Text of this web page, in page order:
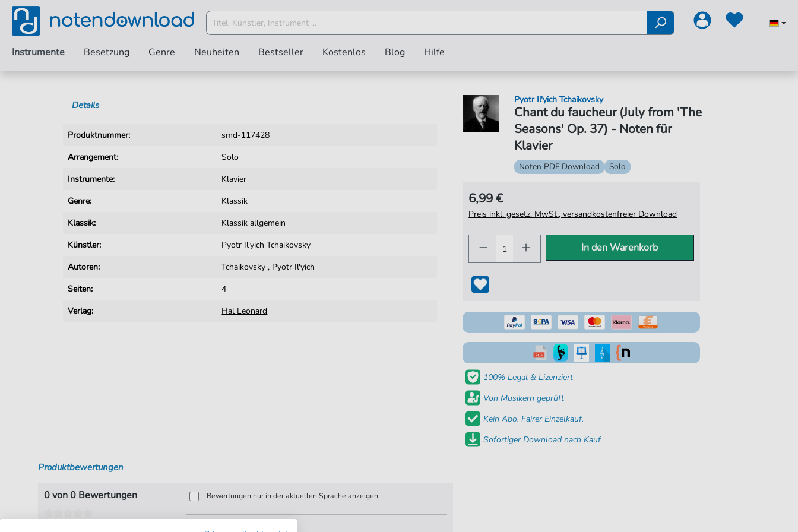
Instrumente Besetzung Genre Neuheiten Bestseller Kostenlos Blog Hilfe
Details
Produktnummer:
smd-117428
Arrangement:
Solo
Instrumente:
Klavier
Genre:
Klassik
Klassik:
Klassik allgemein
Künstler:
Pyotr Il'yich Tchaikovsky
Autoren:
Tchaikovsky , Pyotr Il'yich
Seiten:
4
Verlag:
Hal Leonard
Chant du faucheur (July from 'The
Seasons' Op. 37) - Noten für
Klavier
Pyotr Il'yich Tchaikovsky
Noten PDF Download Solo
6,99 €
Preis inkl. gesetz. MwSt., versandkostenfreier Download
In den Warenkorb
100% Legal & Lizenziert
Von Musikern geprüft
Kein Abo. Fairer Einzelkauf.
Sofortiger Download nach Kauf
Produktbewertungen
0 von 0 Bewertungen Bewertungen nur in der aktuellen Sprache anzeigen.